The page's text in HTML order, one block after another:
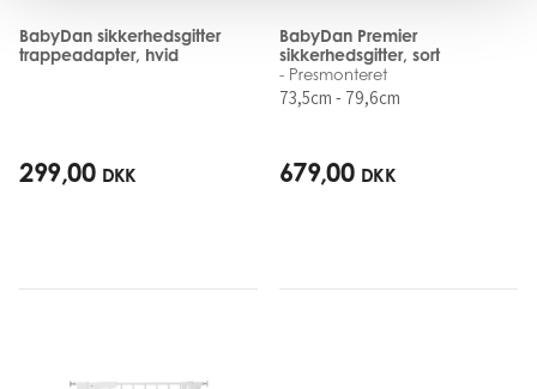
BabyDan sikkerhedsgitter
trappeadapter, hvid
299,00 DKK
BabyDan Premier
sikkerhedsgitter, sort
- Presmonteret
73,5cm - 79,6cm
679,00 DKK